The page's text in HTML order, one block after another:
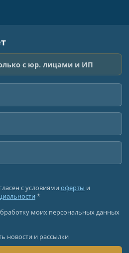
с юр. лицами и ИП
с условиями оферты и
*
моих персональных данных
новости и рассылки